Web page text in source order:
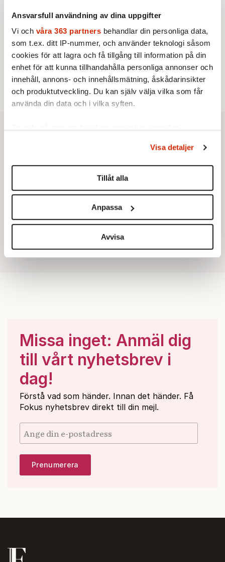
Ansvarsfull användning av dina uppgifter
Vi och våra 363 partners behandlar din personliga data,
som t.ex. ditt IP-nummer, och använder teknologi såsom
cookies för att lagra och få tillgång till information på din
enhet för att kunna tillhandahålla personliga annonser och
innehåll, annons- och innehållsmätning, åskådarinsikter
och produktutveckling. Du kan själv välja vilka som får
använda din data och i vilka syften.
Du kan ändra eller dra tillbaka ditt samtycke när som
helst från cookie-förklaringen.
Vi använder enhetsidentifierare för att anpassa innehållet
för sociala medier och analysera vår trafik. Vi
vidarebefordrar även sådana identifierare och annan
information från din enhet till de sociala medier och
annons- och analysföretag som vi samarbetar med.
Dessa kan i sin tur kombinera informationen med annan
Visa detaljer
Tillåt alla
Anpassa
Avvisa
4.Nina Lekander:På ”Kommunisthögskolan” drömde
alla om att vara arbetarklass
5.Sakine Madon:Efter islamistdådet oroar sig
vänstern för Agnes Wold
STICKET
6.Dan Korn:Quisling, quislingar och sten i glashus
Missa inget: Anmäl dig
till vårt nyhetsbrev i
dag!
Förstå vad som händer. Innan det händer. Få
Fokus nyhetsbrev direkt till din mejl.